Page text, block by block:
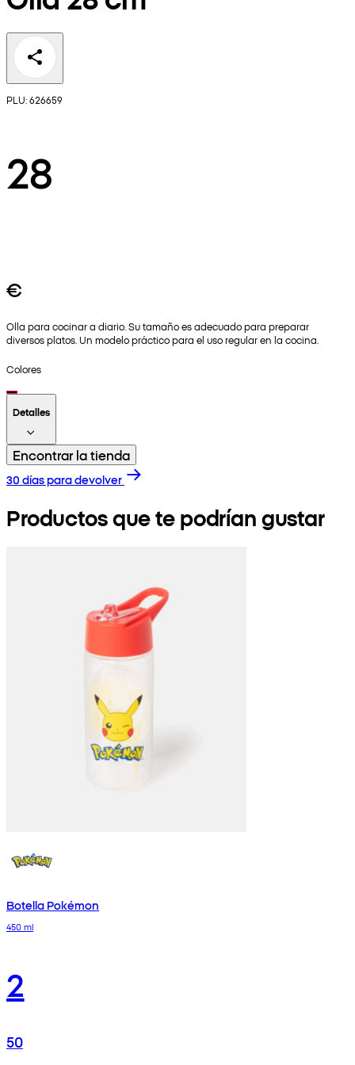
PLU: 626659
28
€
Olla para cocinar a diario. Su tamaño es adecuado para preparar
diversos platos. Un modelo práctico para el uso regular en la cocina.
Colores
Detalles
Encontrar la tienda
30 días para devolver
Productos que te podrían gustar
Botella Pokémon
450 ml
2
50